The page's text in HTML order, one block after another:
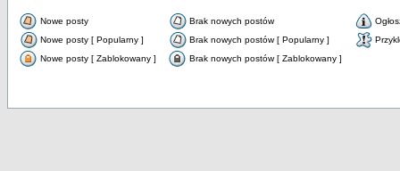
Nowe posty Brak nowych postów
Nowe posty [ Popularny ]
Brak nowych postów [ Popularny ]
Nowe posty [ Zablokowany ]
Brak nowych postów [ Zablokowany ]